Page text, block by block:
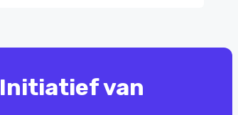
Initiatief van